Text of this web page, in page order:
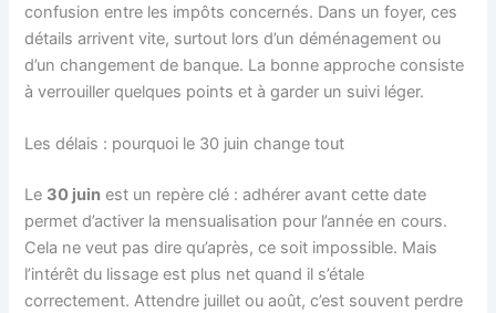
confusion entre les impôts concernés. Dans un foyer, ces
détails arrivent vite, surtout lors d’un déménagement ou
d’un changement de banque. La bonne approche consiste
à verrouiller quelques points et à garder un suivi léger.
Les délais : pourquoi le 30 juin change tout
Le 30 juin est un repère clé : adhérer avant cette date
permet d’activer la mensualisation pour l’année en cours.
Cela ne veut pas dire qu’après, ce soit impossible. Mais
l’intérêt du lissage est plus net quand il s’étale
correctement. Attendre juillet ou août, c’est souvent perdre